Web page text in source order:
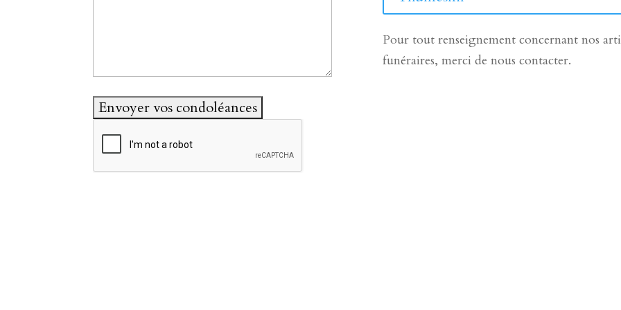
Pour tout renseignement concernant nos
funéraires, merci de nous contacter.